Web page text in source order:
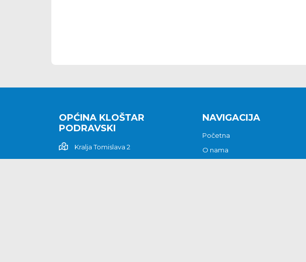
OPĆINA KLOŠTAR
PODRAVSKI
Kralja Tomislava 2
NAVIGACIJA
Početna
O nama